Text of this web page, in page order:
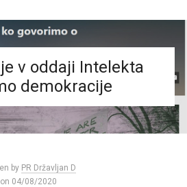
v oddaji Intelekta
demokracije
by PR Državljan D
on 04/08/2020